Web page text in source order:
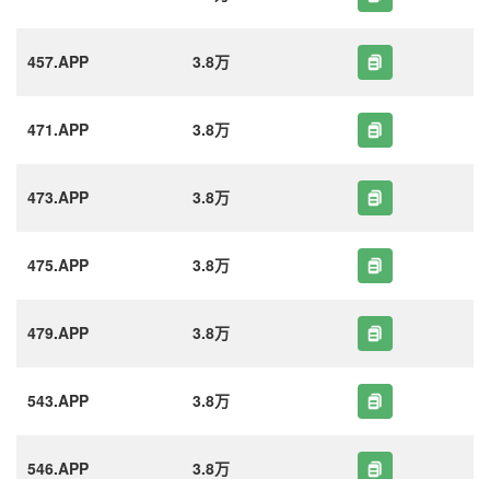
457.APP 3.8万
471.APP 3.8万
473.APP 3.8万
475.APP 3.8万
479.APP 3.8万
543.APP 3.8万
546.APP 3.8万